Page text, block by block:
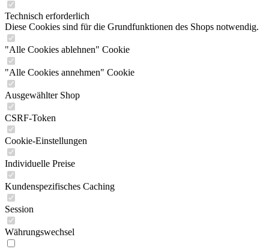
Technisch erforderlich
Diese Cookies sind für die Grundfunktionen des Shops notwendig.
"Alle Cookies ablehnen" Cookie
"Alle Cookies annehmen" Cookie
Ausgewählter Shop
CSRF-Token
Cookie-Einstellungen
Individuelle Preise
Kundenspezifisches Caching
Session
Währungswechsel